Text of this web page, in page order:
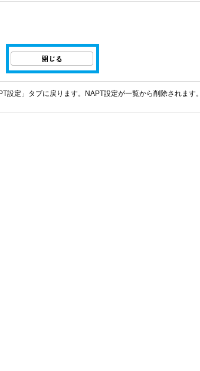
設定」タブに戻ります。NAPT設定が一覧から削除されます